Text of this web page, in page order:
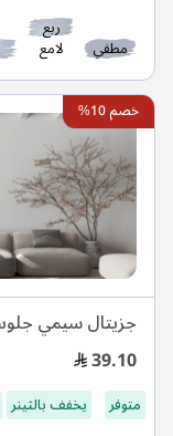
مطفي
ربع
لامع
خصم 10%
جزيتال سيمي
39.10
متوفر يخفف بالثينر